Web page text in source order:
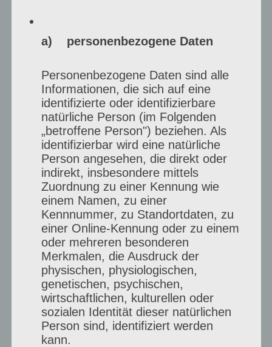
Kunstprojekt –
Künstlerportraits im
Kreis Viersen: Igor
Rother
Mein aktuelles Kunstprojekt beinhaltet
Künstlerportraits im Kreis Viersen: Igor
Rother Als Fotografin begleite ich
Künstler:innen im Moment des Schaffens
und halte fest, was zwischen Idee und
fertigem Werk passiert. Die Serie enthält
Bilder des kreativen Prozesses und einige
Interviewfragen an den jeweiligen
Künstler. Bei der Künstlerbörse am 27. und
28. Juni 2026 kann man die…
a) personenbezogene Daten
Personenbezogene Daten sind alle
Informationen, die sich auf eine
identifizierte oder identifizierbare
natürliche Person (im Folgenden
„betroffene Person") beziehen. Als
identifizierbar wird eine natürliche
Person angesehen, die direkt oder
indirekt, insbesondere mittels
Zuordnung zu einer Kennung wie
einem Namen, zu einer
Kennnummer, zu Standortdaten, zu
einer Online-Kennung oder zu einem
oder mehreren besonderen
Merkmalen, die Ausdruck der
physischen, physiologischen,
genetischen, psychischen,
wirtschaftlichen, kulturellen oder
sozialen Identität dieser natürlichen
Person sind, identifiziert werden
kann.